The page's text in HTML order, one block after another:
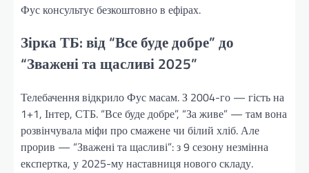
Фус консультує безкоштовно в ефірах.
Зірка ТБ: від “Все буде добре” до
“Зважені та щасливі 2025”
Телебачення відкрило Фус масам. З 2004-го — гість на
1+1, Інтер, СТБ. “Все буде добре”, “За живе” — там вона
розвінчувала міфи про смажене чи білий хліб. Але
прорив — “Зважені та щасливі”: з 9 сезону незмінна
експертка, у 2025-му наставниця нового складу.